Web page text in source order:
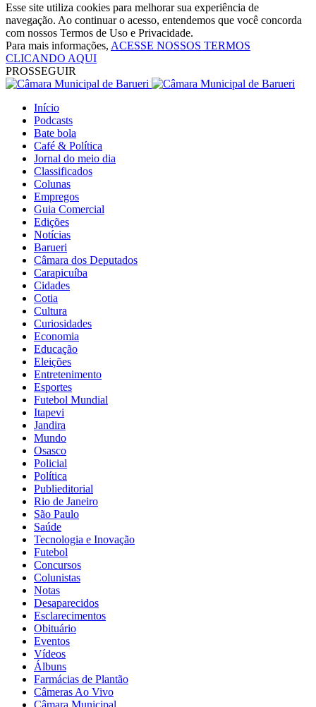
Esse site utiliza cookies para melhorar sua experiência de
navegação. Ao continuar o acesso, entendemos que você concorda
com nossos Termos de Uso e Privacidade.
Para mais informações, ACESSE NOSSOS TERMOS
CLICANDO AQUI
PROSSEGUIR
Início
Podcasts
Bate bola
Café & Política
Jornal do meio dia
Classificados
Colunas
Empregos
Guia Comercial
Edições
Notícias
Barueri
Câmara dos Deputados
Carapicuíba
Cidades
Cotia
Cultura
Curiosidades
Economia
Educação
Eleições
Entretenimento
Esportes
Futebol Mundial
Itapevi
Jandira
Mundo
Osasco
Policial
Política
Publieditorial
Rio de Janeiro
São Paulo
Saúde
Tecnologia e Inovação
Futebol
Concursos
Colunistas
Notas
Desaparecidos
Esclarecimentos
Obituário
Eventos
Vídeos
Álbuns
Farmácias de Plantão
Câmeras Ao Vivo
Câmara Municipal